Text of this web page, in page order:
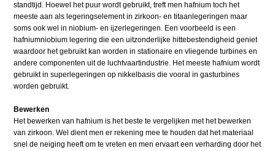
standtijd. Hoewel het puur wordt gebruikt, treft men hafnium toch het
meeste aan als legeringselement in zirkoon- en titaanlegeringen maar
soms ook wel in niobium- en ijzerlegeringen. Een voorbeeld is een
hafniumniobium legering die een uitzonderlijke hittebestendigheid geniet
waardoor het gebruikt kan worden in stationaire en vliegende turbines en
andere componenten uit de luchtvaartindustrie. Het meeste hafnium wordt
gebruikt in superlegeringen op nikkelbasis die vooral in gasturbines
worden gebruikt.
Bewerken
Het bewerken van hafnium is het beste te vergelijken met het bewerken
van zirkoon. Wel dient men er rekening mee te houden dat het materiaal
snel de neiging heeft om te vreten en men ervaart een verharding door het